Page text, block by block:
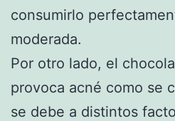
consumirlo
moderada.
Por otro lado, el
provoca acné como se
se debe a distintos